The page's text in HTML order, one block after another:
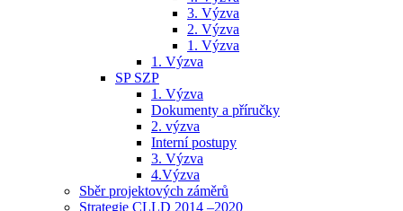
3. Výzva
2. Výzva
1. Výzva
1. Výzva
SP SZP
1. Výzva
Dokumenty a příručky
2. výzva
Interní postupy
3. Výzva
4.Výzva
Sběr projektových záměrů
Strategie CLLD 2014 –2020